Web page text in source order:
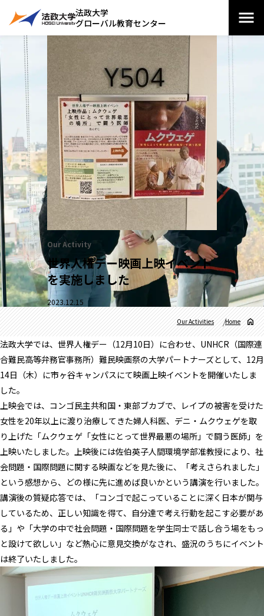
法政大学
グローバル教育センター
Our Activity
世界人権デー映画上映イベント
を実施しました
2023.12.15
Home
Our Activities
法政大学では、世界人権デー（12月10日）に合わせ、UNHCR（国際連
合難民高等弁務官事務所）難民映画祭の大学パートナーズとして、12月
14日（木）に市ヶ谷キャンパスにて映画上映イベントを開催いたしま
した。
上映会では、コンゴ民主共和国・東部ブカブで、レイプの被害を受けた
女性を20年以上に渡り治療してきた婦人科医、デニ・ムクウェゲを取
り上げた「ムクウェゲ「女性にとって世界最悪の場所」で闘う医師」を
上映いたしました。上映後には佐伯英子人間環境学部准教授により、社
会問題・国際問題に関する映画などを見た後に、「考えさられました」
という感想から、どの様に先に進めば良いかという講演を行いました。
講演後の質疑応答では、「コンゴで起こっていることに深く日本が関与
しているため、正しい知識を得て、自分達で考え行動を起こす必要があ
る」や「大学の中で社会問題・国際問題を学生同士で話し合う場をもっ
と設けて欲しい」など熱心に意見交換がなされ、盛況のうちにイベント
は終了いたしました。